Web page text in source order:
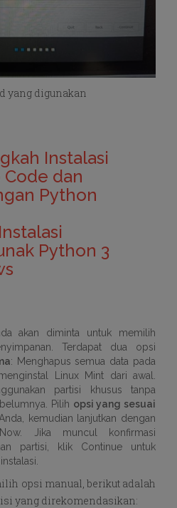
yang digunakan
Instalasi
Code dan
Python
Python 3
akan diminta untuk memilih
Terdapat dua opsi
: Menghapus semua data pada
Linux Mint dari awal.
partisi khusus tanpa
Pilih opsi yang sesuai
kemudian lanjutkan dengan
Jika muncul konfirmasi
partisi, klik Continue untuk
opsi manual, berikut adalah
yang direkomendasikan: